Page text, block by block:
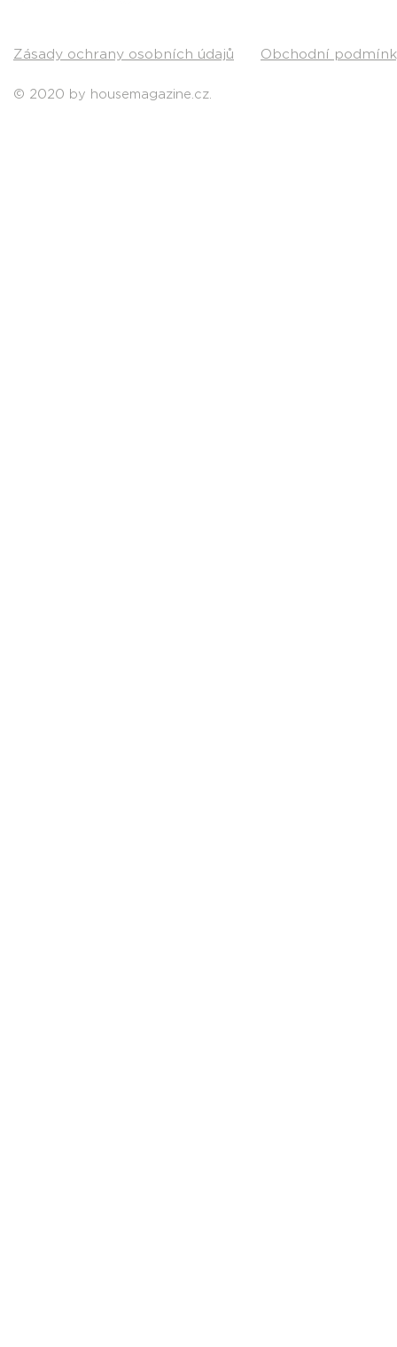
Zásady ochrany osobních údajů
© 2020 by housemagazine.cz.
Obchodní